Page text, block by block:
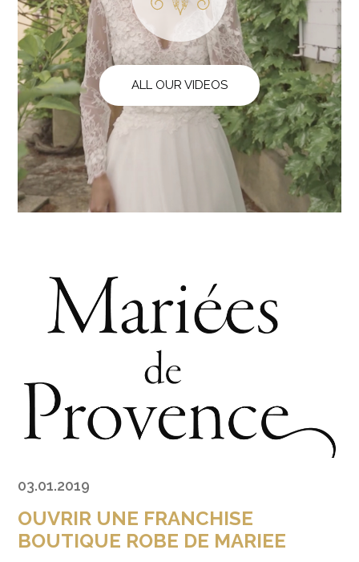
ALL OUR VIDEOS
03.01.2019
OUVRIR UNE FRANCHISE
BOUTIQUE ROBE DE MARIEE